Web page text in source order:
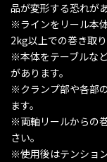
品が変形する恐れが
※ラインをリール本
2kg以上での巻き取
※本体をテーブルな
があります。
※クランプ部や各部
ます。
※両軸リールからの
さい。
※使用後はテンショ